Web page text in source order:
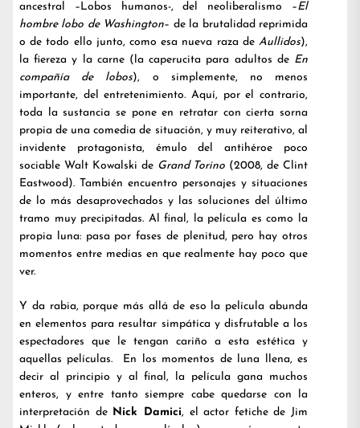
ancestral –Lobos humanos-, del neoliberalismo –El
hombre lobo de Washington– de la brutalidad reprimida
o de todo ello junto, como esa nueva raza de Aullidos),
la fiereza y la carne (la caperucita para adultos de En
compañía de lobos), o simplemente, no menos
importante, del entretenimiento. Aquí, por el contrario,
toda la sustancia se pone en retratar con cierta sorna
propia de una comedia de situación, y muy reiterativo, al
invidente protagonista, émulo del antihéroe poco
sociable Walt Kowalski de Grand Torino (2008, de Clint
Eastwood). También encuentro personajes y situaciones
de lo más desaprovechados y las soluciones del último
tramo muy precipitadas. Al final, la película es como la
propia luna: pasa por fases de plenitud, pero hay otros
momentos entre medias en que realmente hay poco que
ver.
Y da rabia, porque más allá de eso la película abunda
en elementos para resultar simpática y disfrutable a los
espectadores que le tengan cariño a esta estética y
aquellas películas. En los momentos de luna llena, es
decir al principio y al final, la película gana muchos
enteros, y entre tanto siempre cabe quedarse con la
interpretación de Nick Damici, el actor fetiche de Jim